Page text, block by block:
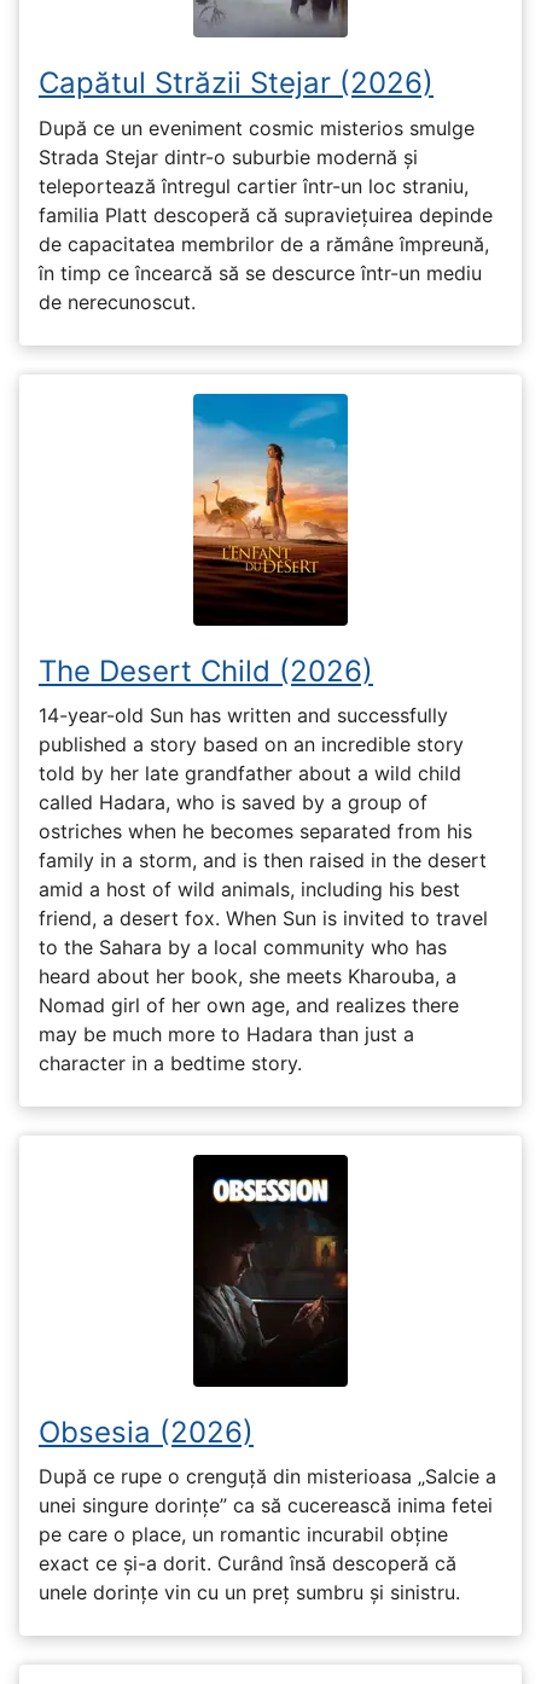
Capătul Străzii Stejar (2026)
După ce un eveniment cosmic misterios smulge
Strada Stejar dintr-o suburbie modernă și
teleportează întregul cartier într-un loc straniu,
familia Platt descoperă că supraviețuirea depinde
de capacitatea membrilor de a rămâne împreună,
în timp ce încearcă să se descurce într-un mediu
de nerecunoscut.
The Desert Child (2026)
14-year-old Sun has written and successfully
published a story based on an incredible story
told by her late grandfather about a wild child
called Hadara, who is saved by a group of
ostriches when he becomes separated from his
family in a storm, and is then raised in the desert
amid a host of wild animals, including his best
friend, a desert fox. When Sun is invited to travel
to the Sahara by a local community who has
heard about her book, she meets Kharouba, a
Nomad girl of her own age, and realizes there
may be much more to Hadara than just a
character in a bedtime story.
Obsesia (2026)
După ce rupe o crenguță din misterioasa „Salcie a
unei singure dorințe” ca să cucerească inima fetei
pe care o place, un romantic incurabil obține
exact ce și-a dorit. Curând însă descoperă că
unele dorințe vin cu un preț sumbru și sinistru.